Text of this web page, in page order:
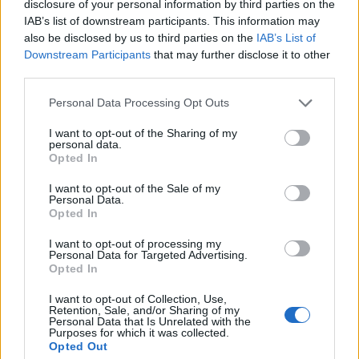
disclosure of your personal information by third parties on the
IAB’s list of downstream participants. This information may
also be disclosed by us to third parties on the IAB’s List of
Downstream Participants that may further disclose it to other
Please note that this website/app uses one or more Google
not limited to your visit or usage behaviour. You may click to
grant or deny consent to Google and its third-party tags to
use your data for below specified purposes in below Google
consent section.
Personal Data Processing Opt Outs
I want to opt-out of the Sharing of my
personal data.
Opted In
I want to opt-out of the Sale of my
Personal Data.
Opted In
I want to opt-out of processing my
Personal Data for Targeted Advertising.
Opted In
I want to opt-out of Collection, Use,
Retention, Sale, and/or Sharing of my
Personal Data that Is Unrelated with the
Purposes for which it was collected.
Opted Out
από την αρχική ευστοχία των Πειραιωτών στο
πρώτο ημίχρονο. Ο ίδιος όμως φρόντισε να
εκμεταλλευτεί και τα «δώρα» που έκανε η αδελφική
του ομάδα. Η ομάδα του Μπαρτζώκα χάρισε
Αστέρας είχε 10 επιθετικά ριμπάουντ πριν
τελειώσει το τρίτο δεκάλεπτο), έκανε αρκετά λάθη
(5 στη τρίτη περίοδο) και δεν πήρε σχεδόν τίποτα